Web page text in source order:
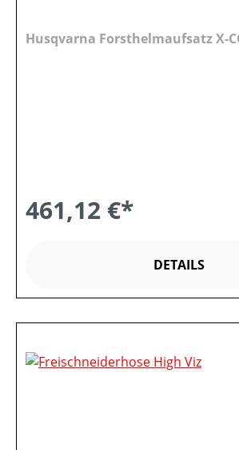
Husqvarna Forsthelmaufsatz X-
461,12 €*
DETAILS